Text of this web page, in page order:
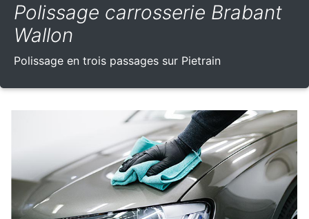
Polissage carrosserie Brabant
Wallon
Polissage en trois passages sur Pietrain